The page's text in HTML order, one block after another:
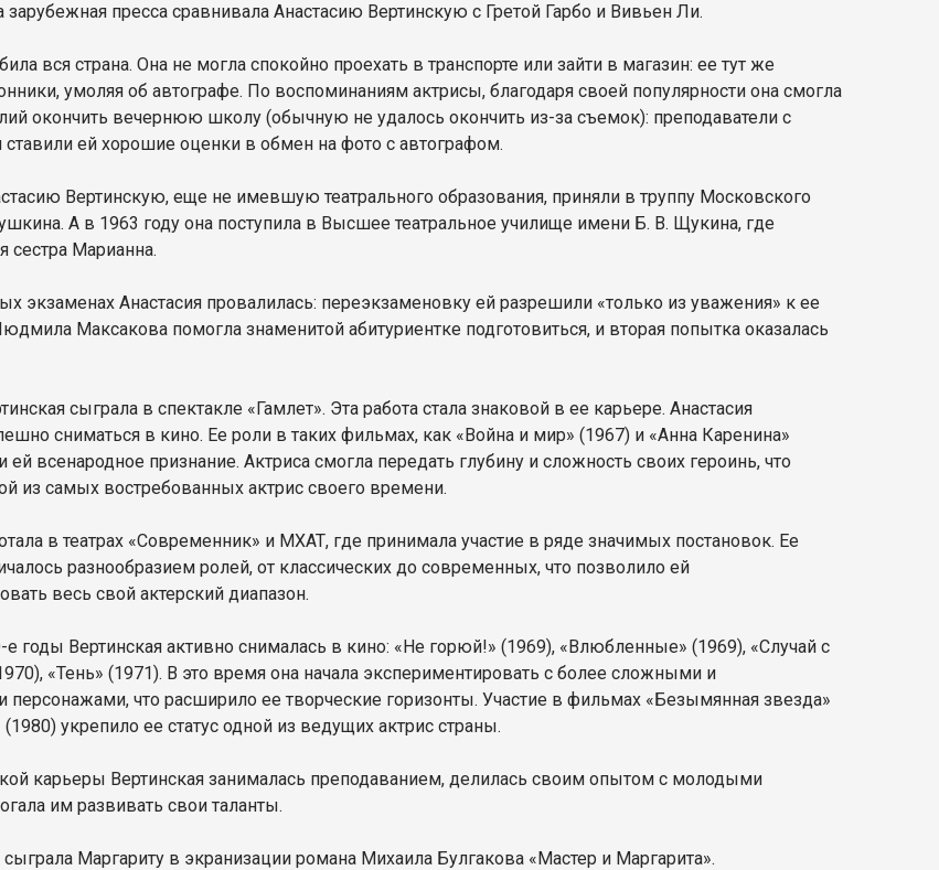
пресса сравнивала Анастасию Вертинскую с Гретой Гарбо и Вивьен Ли.
вся страна. Она не могла спокойно проехать в транспорте или зайти в магазин: ее тут же
умоляя об автографе. По воспоминаниям актрисы, благодаря своей популярности она смогла
окончить вечернюю школу (обычную не удалось окончить из-за съемок): преподаватели с
ей хорошие оценки в обмен на фото с автографом.
Вертинскую, еще не имевшую театрального образования, приняли в труппу Московского
А в 1963 году она поступила в Высшее театральное училище имени Б. В. Щукина, где
сестра Марианна.
экзаменах Анастасия провалилась: переэкзаменовку ей разрешили «только из уважения» к ее
Максакова помогла знаменитой абитуриентке подготовиться, и вторая попытка оказалась
сыграла в спектакле «Гамлет». Эта работа стала знаковой в ее карьере. Анастасия
сниматься в кино. Ее роли в таких фильмах, как «Война и мир» (1967) и «Анна Каренина»
ей всенародное признание. Актриса смогла передать глубину и сложность своих героинь, что
из самых востребованных актрис своего времени.
в театрах «Современник» и МХАТ, где принимала участие в ряде значимых постановок. Ее
разнообразием ролей, от классических до современных, что позволило ей
весь свой актерский диапазон.
годы Вертинская активно снималась в кино: «Не горюй!» (1969), «Влюбленные» (1969), «Случай с
«Тень» (1971). В это время она начала экспериментировать с более сложными и
что расширило ее творческие горизонты. Участие в фильмах «Безымянная звезда»
укрепило ее статус одной из ведущих актрис страны.
карьеры Вертинская занималась преподаванием, делилась своим опытом с молодыми
им развивать свои таланты.
сыграла Маргариту в экранизации романа Михаила Булгакова «Мастер и Маргарита».